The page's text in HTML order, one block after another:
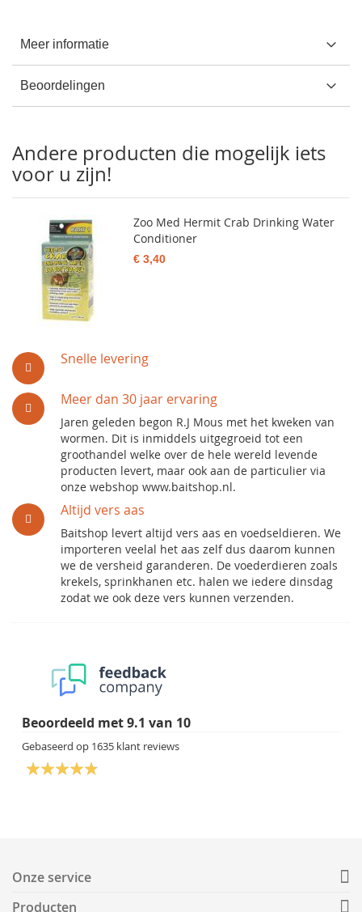
Snelle levering
Meer dan 30 jaar ervaring
Jaren geleden begon R.J Mous met het kweken van
wormen. Dit is inmiddels uitgegroeid tot een
groothandel welke over de hele wereld levende
producten levert, maar ook aan de particulier via
onze webshop www.baitshop.nl.
Altijd vers aas
Baitshop levert altijd vers aas en voedseldieren. We
importeren veelal het aas zelf dus daarom kunnen
we de versheid garanderen. De voederdieren zoals
krekels, sprinkhanen etc. halen we iedere dinsdag
zodat we ook deze vers kunnen verzenden.
Beoordeeld met9.1 van 10
Gebaseerd op 1635 klant reviews
Meer informatie
Beoordelingen
Andere producten die mogelijk iets
voor u zijn!
Zoo Med Hermit Crab Drinking Water
Conditioner
€ 3,40
Onze service
Producten